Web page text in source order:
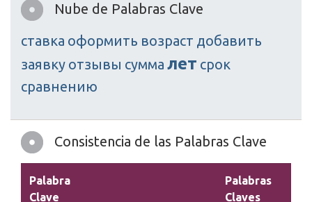
Nube de Palabras Clave
ставка оформить возраст добавить
заявку отзывы сумма лет срок
сравнению
Consistencia de las Palabras Clave
Palabra
Clave
Palabras
Claves